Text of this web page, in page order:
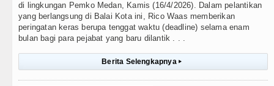
di lingkungan Pemko Medan, Kamis (16/4/2026). Dalam pelantikan
yang berlangsung di Balai Kota ini, Rico Waas memberikan
peringatan keras berupa tenggat waktu (deadline) selama enam
bulan bagi para pejabat yang baru dilantik . . .
Berita Selengkapnya ▸